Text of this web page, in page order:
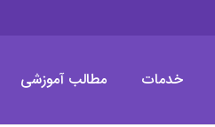
خدمات مطالب آموزشی